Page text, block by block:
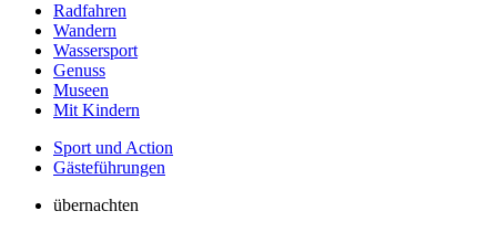
Radfahren
Wandern
Wassersport
Genuss
Museen
Mit Kindern
Sport und Action
Gästeführungen
übernachten